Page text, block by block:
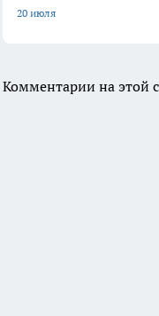
20 июля
Комментарии на этой